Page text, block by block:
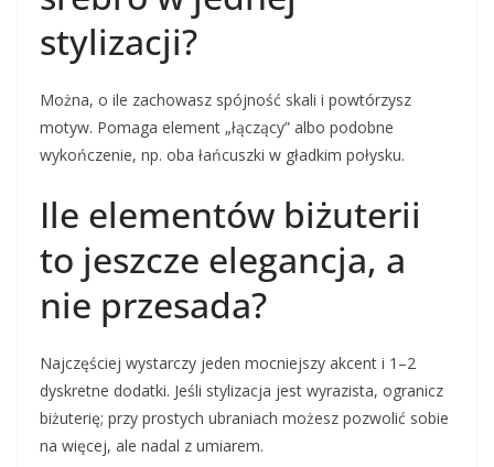
stylizacji?
Można, o ile zachowasz spójność skali i powtórzysz
motyw. Pomaga element „łączący” albo podobne
wykończenie, np. oba łańcuszki w gładkim połysku.
Ile elementów biżuterii
to jeszcze elegancja, a
nie przesada?
Najczęściej wystarczy jeden mocniejszy akcent i 1–2
dyskretne dodatki. Jeśli stylizacja jest wyrazista, ogranicz
biżuterię; przy prostych ubraniach możesz pozwolić sobie
na więcej, ale nadal z umiarem.